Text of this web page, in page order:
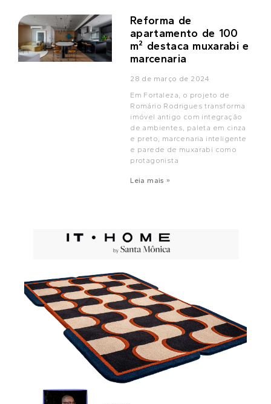
Reforma de
apartamento de 100
m² destaca muxarabi e
marcenaria
28 de março de 2024
Em Fortaleza, o projeto de
Romário Rodrigues transforma
imóvel antigo com integração
de ambientes, paleta em cinza
e preto, marcenaria inteligente
e parede de muxarabi como
protagonista
Leia mais »